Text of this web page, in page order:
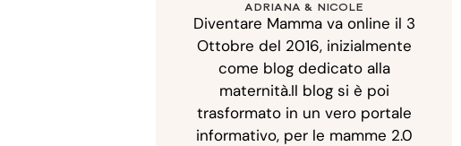
ADRIANA & NICOLE
Diventare Mamma va online il 3
Ottobre del 2016, inizialmente
come blog dedicato alla
maternità.Il blog si è poi
trasformato in un vero portale
informativo, per le mamme 2.0